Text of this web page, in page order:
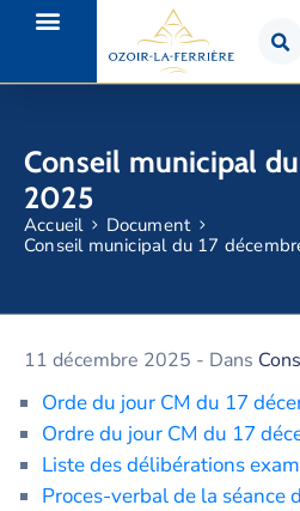
Conseil municipal
2025
Accueil
Document
Conseil municipal du 17
11 décembre 2025 - Dans
Orde du jour CM du 17
Ordre du jour CM du 17
Liste des délibérations
Proces-verbal de la séance